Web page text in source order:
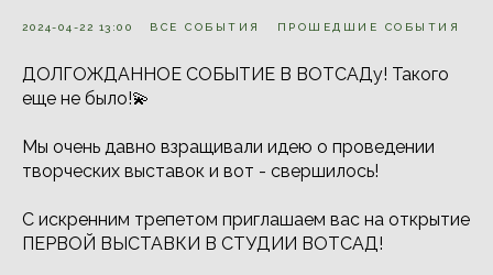
2024-04-22 13:00 ВСЕ СОБЫТИЯ ПРОШЕДШИЕ СОБЫТИЯ
ДОЛГОЖДАННОЕ СОБЫТИЕ В ВОТСАДу! Такого
еще не было!💫
Мы очень давно взращивали идею о проведении
творческих выставок и вот - свершилось!
С искренним трепетом приглашаем вас на открытие
ПЕРВОЙ ВЫСТАВКИ В СТУДИИ ВОТСАД!